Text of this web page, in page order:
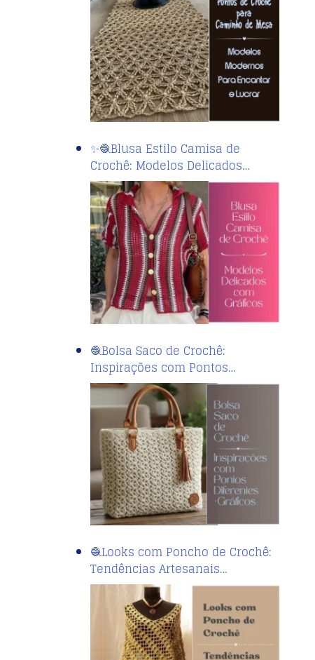
✨🧶Blusa Estilo Camisa de
Crochê: Modelos Delicados…
🧶Bolsa Saco de Crochê:
Inspirações com Pontos…
🧶Looks com Poncho de Crochê:
Tendências Artesanais…